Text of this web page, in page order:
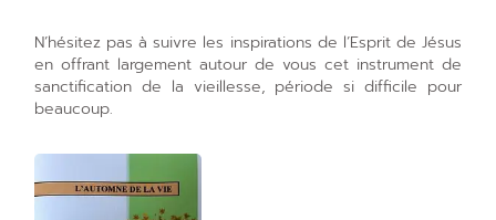
N’hésitez pas à suivre les inspirations de l’Esprit de Jésus
en offrant largement autour de vous cet instrument de
sanctification de la vieillesse, période si difficile pour
beaucoup.